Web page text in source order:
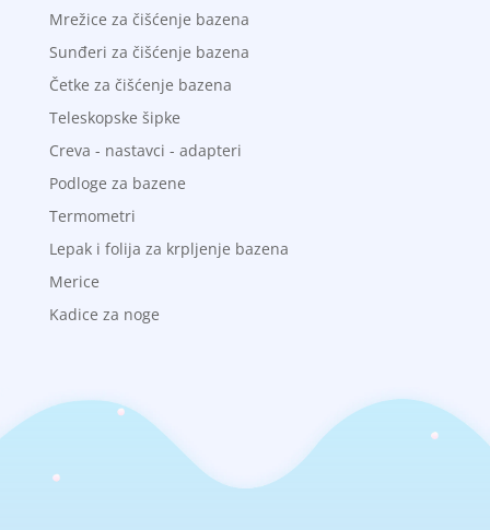
Mrežice za čišćenje bazena
Sunđeri za čišćenje bazena
Četke za čišćenje bazena
Teleskopske šipke
Creva - nastavci - adapteri
Podloge za bazene
Termometri
Lepak i folija za krpljenje bazena
Merice
Kadice za noge